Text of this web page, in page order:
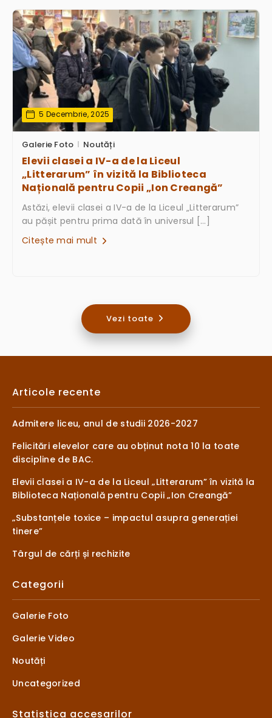
5 Decembrie, 2025
Galerie Foto Noutăți
Elevii clasei a IV-a de la Liceul
„Litterarum” în vizită la Biblioteca
Națională pentru Copii „Ion Creangă”
Astăzi, elevii clasei a IV-a de la Liceul „Litterarum”
au pășit pentru prima dată în universul […]
Citește mai mult
Vezi toate
Articole recente
Admitere liceu, anul de studii 2026-2027
Felicitări elevelor care au obținut nota 10 la toate
discipline de BAC.
Elevii clasei a IV-a de la Liceul „Litterarum” în vizită la
Biblioteca Națională pentru Copii „Ion Creangă”
„Substanțele toxice – impactul asupra generației
tinere”
Târgul de cărți și rechizite
Categorii
Galerie Foto
Galerie Video
Noutăți
Uncategorized
Statistica accesarilor